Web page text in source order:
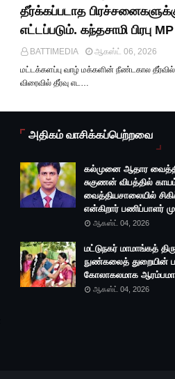
தீர்க்கப்படாத
எட்டப்படும். கந்தசாமி பிரபு MP
BATTIMEDIA
ஆகஸ்ட் 06, 2026
மட்டக்களப்பு வாழ் மக்களின் நீண்டகால
விரைவில் தீர்வு எட…
அதிகம் வாசிக்கப்பெற்றவை
கல்முனை ஆதார
சுகுணன் விபத்தில்
வைத்தியசாலையில்
என்கிறார் பணிப்பாளர்
ஆகஸ்ட் 04, 2026
மட்டுநகர் மாமாங்கத்
நுண்கலைத் துறையின்
கோலாகலமாக
ஆகஸ்ட் 04, 2026